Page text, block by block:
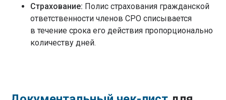
Страхование: Полис страхования гражданской
ответственности членов СРО списывается
в течение срока его действия пропорционально
количеству дней.